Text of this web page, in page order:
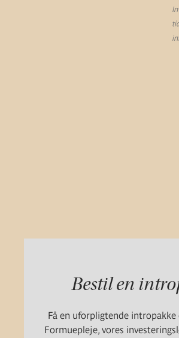
Bestil en
Få en uforpligtende
Formuepleje, vores